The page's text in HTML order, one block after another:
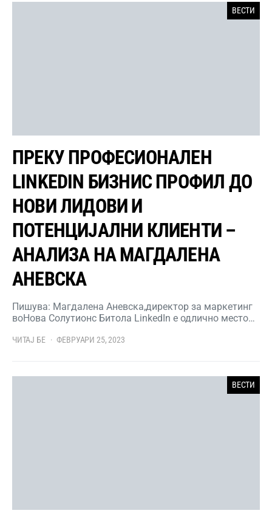
ВЕСТИ
ПРЕКУ ПРОФЕСИОНАЛЕН
LINKEDIN БИЗНИС ПРОФИЛ ДО
НОВИ ЛИДОВИ И
ПОТЕНЦИЈАЛНИ КЛИЕНТИ –
АНАЛИЗА НА МАГДАЛЕНА
АНЕВСКА
Пишува: Магдалена Аневска,директор за маркетинг
воНова Солутионс Битола LinkedIn е одлично место…
ЧИТАЈ БЕ ФЕВРУАРИ 25, 2023
ВЕСТИ